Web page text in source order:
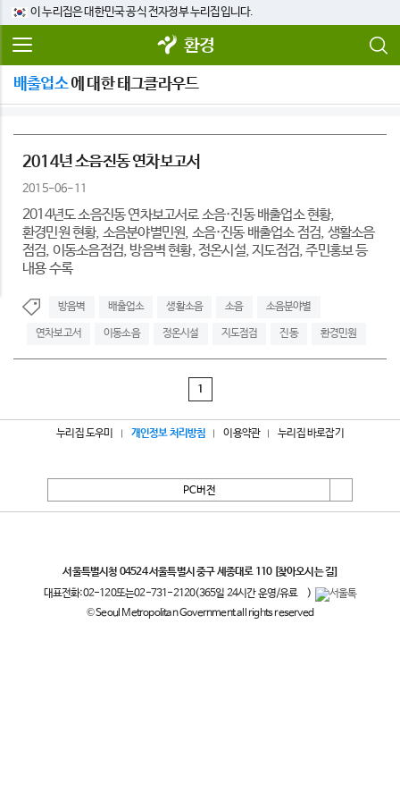
이 누리집은 대한민국 공식 전자정부 누리집입니다.
환경
배출업소에 대한 태그클라우드
2014년 소음진동 연차보고서
2015-06-11
2014년도 소음진동 연차보고서로 소음·진동 배출업소 현황,
환경민원 현황, 소음분야별민원, 소음·진동 배출업소 점검, 생활소음
점검, 이동소음점검, 방음벽 현황, 정온시설, 지도점검, 주민홍보 등
내용 수록
방음벽 배출업소 생활소음 소음 소음분야별
연차보고서 이동소음 정온시설 지도점검 진동 환경민원
1
누리집 도우미 개인정보 처리방침 이용약관 누리집 바로잡기
PC버전
서울특별시청 04524 서울특별시 중구 세종대로 110 [찾아오시는 길]
대표전화:02-120또는02-731-2120(365일 24시간 운영/유료
)
© Seoul Metropolitan Government all rights reserved